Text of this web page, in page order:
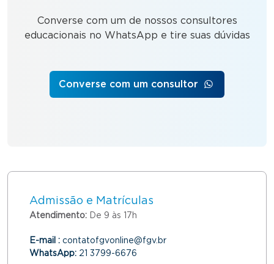
Converse com um de nossos consultores
educacionais no WhatsApp e tire suas dúvidas
Converse com um consultor
Admissão e Matrículas
Atendimento: De 9 às 17h
E-mail : contatofgvonline@fgv.br
WhatsApp: 21 3799-6676